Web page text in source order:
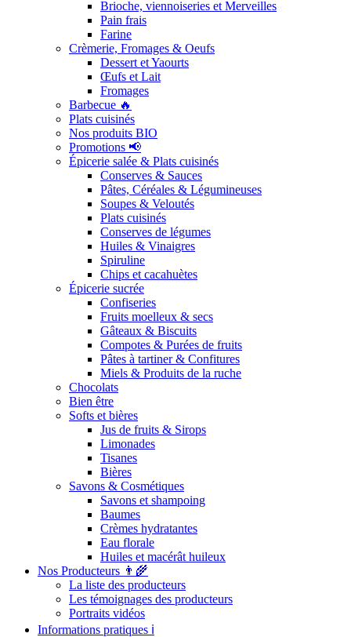
Brioche, viennoiseries et Merveilles
Pain frais
Farine
Crèmerie, Fromages & Oeufs
Dessert et Yaourts
Œufs et Lait
Fromages
Barbecue 🔥
Plats cuisinés
Nos produits BIO
Promotions 📢
Épicerie salée & Plats cuisinés
Conserves & Sauces
Pâtes, Céréales & Légumineuses
Soupes & Veloutés
Plats cuisinés
Conserves de légumes
Huiles & Vinaigres
Spiruline
Chips et cacahuètes
Épicerie sucrée
Confiseries
Fruits moelleux & secs
Gâteaux & Biscuits
Compotes & Purées de fruits
Pâtes à tartiner & Confitures
Miels & Produits de la ruche
Chocolats
Bien être
Softs et bières
Jus de fruits & Sirops
Limonades
Tisanes
Bières
Savons & Cosmétiques
Savons et shampoing
Baumes
Crèmes hydratantes
Eau florale
Huiles et macérât huileux
Nos Producteurs 👨‍🌾
La liste des producteurs
Les témoignages des producteurs
Portraits vidéos
Informations pratiques ℹ️